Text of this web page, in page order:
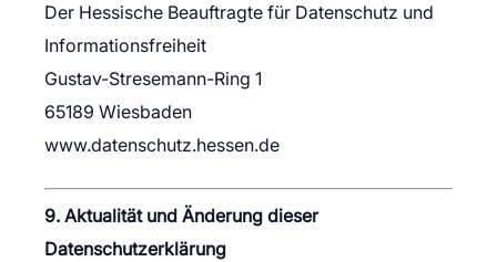
Der Hessische Beauftragte für Datenschutz und
Informationsfreiheit
Gustav-Stresemann-Ring 1
65189 Wiesbaden
www.datenschutz.hessen.de
9. Aktualität und Änderung dieser
Datenschutzerklärung